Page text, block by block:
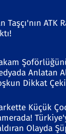
Taşçı'nın ATK
Anlatan
Dikkat
Küçük
Olayda